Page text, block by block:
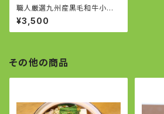
職人厳選九州産黒毛和牛小腸1
kg
¥3,500
その他の商品